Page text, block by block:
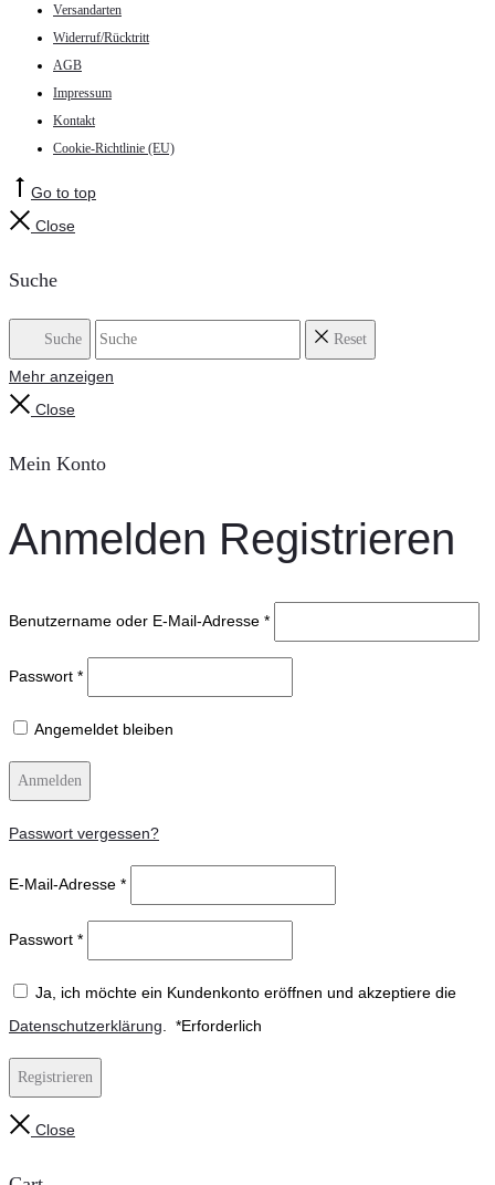
Versandarten
Widerruf/Rücktritt
AGB
Impressum
Kontakt
Cookie-Richtlinie (EU)
Go to top
Close
Suche
Suche Reset
Mehr anzeigen
Close
Mein Konto
Anmelden Registrieren
Benutzername oder E-Mail-Adresse *
Passwort *
Angemeldet bleiben
Anmelden
Passwort vergessen?
E-Mail-Adresse *
Passwort *
Ja, ich möchte ein Kundenkonto eröffnen und akzeptiere die
Datenschutzerklärung
*Erforderlich
Registrieren
Close